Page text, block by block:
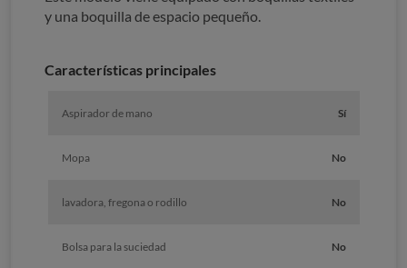
y una boquilla de espacio pequeño.
Características principales
Aspirador de mano Sí
Mopa No
lavadora, fregona o rodillo No
Bolsa para la suciedad No